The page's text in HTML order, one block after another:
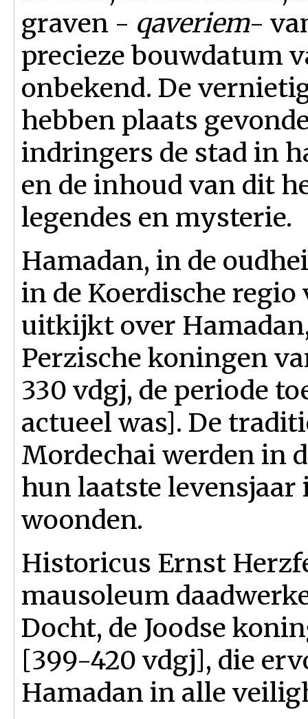
graven - qaveriem-
precieze bouwdatum
onbekend. De
hebben plaats
indringers de stad in
en de inhoud van dit
legendes en mysterie.
Hamadan, in de
in de Koerdische
uitkijkt over
Perzische koningen
330 vdgj, de periode
actueel was]. De
Mordechai werden in
hun laatste
woonden.
Historicus Ernst
mausoleum
Docht, de Joodse
[399-420 vdgj], die
Hamadan in alle